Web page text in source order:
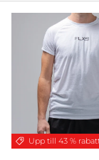
Upp till 43 %